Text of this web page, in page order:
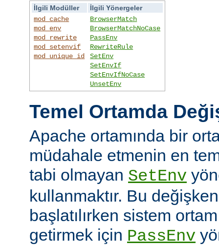
İlgili Modüller
İlgili Yönergeler
mod_cache
mod_env
mod_rewrite
mod_setenvif
mod_unique_id
BrowserMatch
BrowserMatchNoCase
PassEnv
RewriteRule
SetEnv
SetEnvIf
SetEnvIfNoCase
UnsetEnv
Temel Ortamda
Apache ortamında bir
müdahale etmenin en
tabi olmayan SetEnv
kullanmaktır. Bu
başlatılırken sistem
getirmek için PassEnv